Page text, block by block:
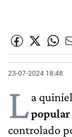
23-07-2024 18:48
La
popular
controlado